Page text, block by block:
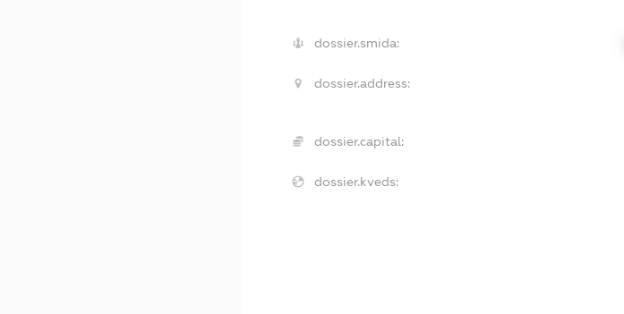
dossier.smida:
dossier.address:
dossier.capital:
dossier.kveds: